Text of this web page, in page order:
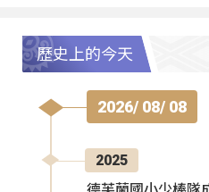
歷史上的今天
2026/ 08/ 08
2025